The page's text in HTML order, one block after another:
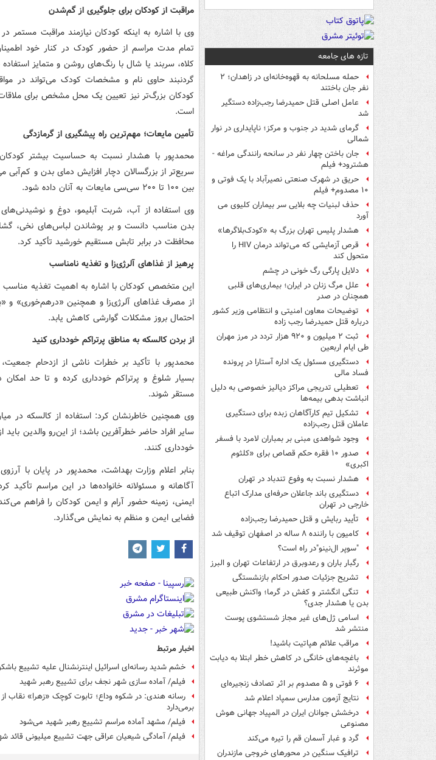
تازه های جامعه
حمله مسلحانه به قهوه‌خانه‌ای در زاهدان؛ ۲
نفر جان باختند
عامل اصلی قتل حمیدرضا رجب‌زاده دستگیر
شد
گرمای شدید در جنوب و مرکز؛ ناپایداری در نوار
شمالی
جان باختن چهار نفر در سانحه رانندگی مراغه -
هشترود+ فیلم
حریق در شهرک صنعتی نصیرآباد با یک فوتی و
۱۰ مصدوم+ فیلم
حذف لبنیات چه بلایی سر بیماران کلیوی می
آورد
هشدار پلیس تهران بزرگ به «کودک‌بلاگرها»
قرص آزمایشی که می‌تواند درمان HIV را
متحول کند
دلایل پارگی رگ خونی در چشم
علل مرگ زنان در ایران؛ بیماری‌های قلبی
همچنان در صدر
توضیحات معاون امنیتی و انتظامی وزیر کشور
درباره قتل حمیدرضا رجب زاده
ثبت ۲ میلیون و ۹۲۰ هزار تردد در مرز مهران
طی ایام اربعین
دستگیری مسئول یک اداره آستارا در پرونده
فساد مالی
تعطیلی تدریجی مراکز دیالیز خصوصی به دلیل
انباشت بدهی بیمه‌ها
تشکیل تیم کارآگاهان زبده برای دستگیری
عاملان قتل رجب‌زاده
وجود شواهدی مبنی بر بمباران لامرد با فسفر
صدور ۱۰ فقره حکم قصاص برای «کلثوم
اکبری»
هشدار نسبت به وفوع تندباد در تهران
دستگیری باند جاعلان حرفه‌ای مدارک اتباع
خارجی در تهران
تأیید ربایش و قتل حمیدرضا رجب‌زاده
کامیون با راننده ۸ ساله در اصفهان توقیف شد
"سوپر ال‌نینو"در راه است؟
رگبار باران و رعدوبرق در ارتفاعات تهران و البرز
تشریح جزئیات صدور احکام بازنشستگی
تنگی انگشتر و کفش در گرما؛ واکنش طبیعی
بدن یا هشدار جدی؟
اسامی ژل‌های غیر مجاز شستشوی پوست
منتشر شد
مراقب علائم هپاتیت باشید!
باغچه‌های خانگی در کاهش خطر ابتلا به دیابت
موثرند
۶ فوتی و ۵ مصدوم بر اثر تصادف زنجیره‌ای
نتایج آزمون مدارس سمپاد اعلام شد
درخشش جوانان ایران در المپیاد جهانی هوش
مصنوعی
گرد و غبار آسمان قم را تیره می‌کند
ترافیک سنگین در محورهای خروجی مازندران
مراقبت از کودکان برای جلوگیری از گم‌شدن
وی با اشاره به اینکه کودکان نیازمند مراقبت مستمر
تمام مدت مراسم از حضور کودک در کنار خود
کلاه، سربند یا شال با رنگ‌های روشن و متمایز
گردنبند حاوی نام و مشخصات کودک می‌تواند در
کودکان بزرگ‌تر نیز تعیین یک محل مشخص برای
است.
تأمین مایعات؛ مهم‌ترین راه پیشگیری از گرمازدگی
محمدپور با هشدار نسبت به حساسیت بیشتر
بین ۱۰۰ تا ۲۰۰ سی‌سی مایعات به آنان داده شود.
وی استفاده از آب، شربت آبلیمو، دوغ و
بدن مناسب دانست و بر پوشاندن لباس‌های نخی،
محافظت در برابر تابش مستقیم خورشید تأکید کرد.
پرهیز از غذاهای آلرژی‌زا و تغذیه نامناسب
این متخصص کودکان با اشاره به اهمیت تغذیه مناسب
از مصرف غذاهای آلرژی‌زا و همچنین «درهم‌خوری» و
احتمال بروز مشکلات گوارشی کاهش یابد.
از بردن کالسکه به مناطق پرتراکم خودداری کنید
محمدپور با تأکید بر خطرات ناشی از ازدحام
بسیار شلوغ و پرتراکم خودداری کرده و تا حد
مستقر شوند.
وی همچنین خاطرنشان کرد: استفاده از کالسکه در
سایر افراد حاضر خطرآفرین باشد؛ از این‌رو والدین
خودداری کنند.
بنابر اعلام وزارت بهداشت، محمدپور در پایان با
آگاهانه و مسئولانه خانواده‌ها در این مراسم
ایمنی، زمینه حضور آرام و ایمن کودکان را فراهم
فضایی ایمن و منظم به نمایش می‌گذارد.
اخبار مرتبط
خشم شدید رسانه‌ای اسرائیل اینترنشنال علیه تشییع
فیلم/ آماده سازی شهر نجف برای تشییع رهبر شهید
رسانه هندی: در شکوه وداع؛ تابوت کوچک «زهرا»
برمی‌دارد
فیلم/ مشهد آماده مراسم تشییع رهبر شهید می‌شود
فیلم/ آمادگی شیعیان عراقی جهت تشییع میلیونی قائد